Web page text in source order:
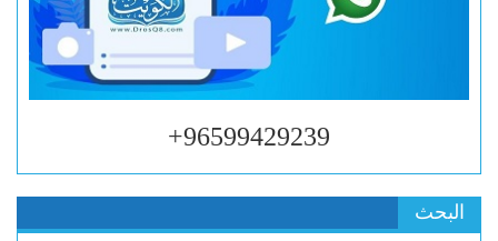
96599429239+
البحث